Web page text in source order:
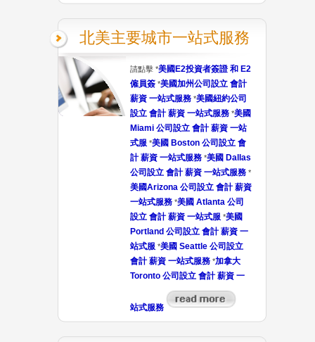
北美主要城市一站式服務
請點擊 *美國E2投資者簽證 和 E2
僱員簽 *美國加州公司設立 會計
薪資 一站式服務 *美國紐約公司
設立 會計 薪資 一站式服務 *美國
Miami 公司設立 會計 薪資 一站
式服 *美國 Boston 公司設立 會
計 薪資 一站式服務*美國 Dallas
公司設立 會計 薪資 一站式服務 *
美國Arizona 公司設立 會計 薪資
一站式服務 *美國 Atlanta 公司
設立 會計 薪資 一站式服 *美國
Portland 公司設立 會計 薪資 一
站式服 *美國 Seattle 公司設立
會計 薪資 一站式服務 *加拿大
Toronto 公司設立 會計 薪資 一
站式服務